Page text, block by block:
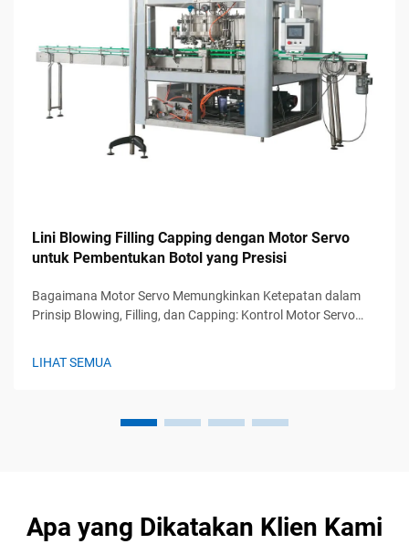
Lini Blowing Filling Capping dengan Motor Servo
untuk Pembentukan Botol yang Presisi
Bagaimana Motor Servo Memungkinkan Ketepatan dalam
Prinsip Blowing, Filling, dan Capping: Kontrol Motor Servo
LIHAT SEMUA
Apa yang Dikatakan Klien Kami